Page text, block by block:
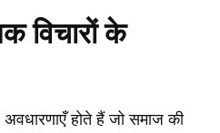
विचारों के
अवधारणाएँ होते हैं जो समाज की